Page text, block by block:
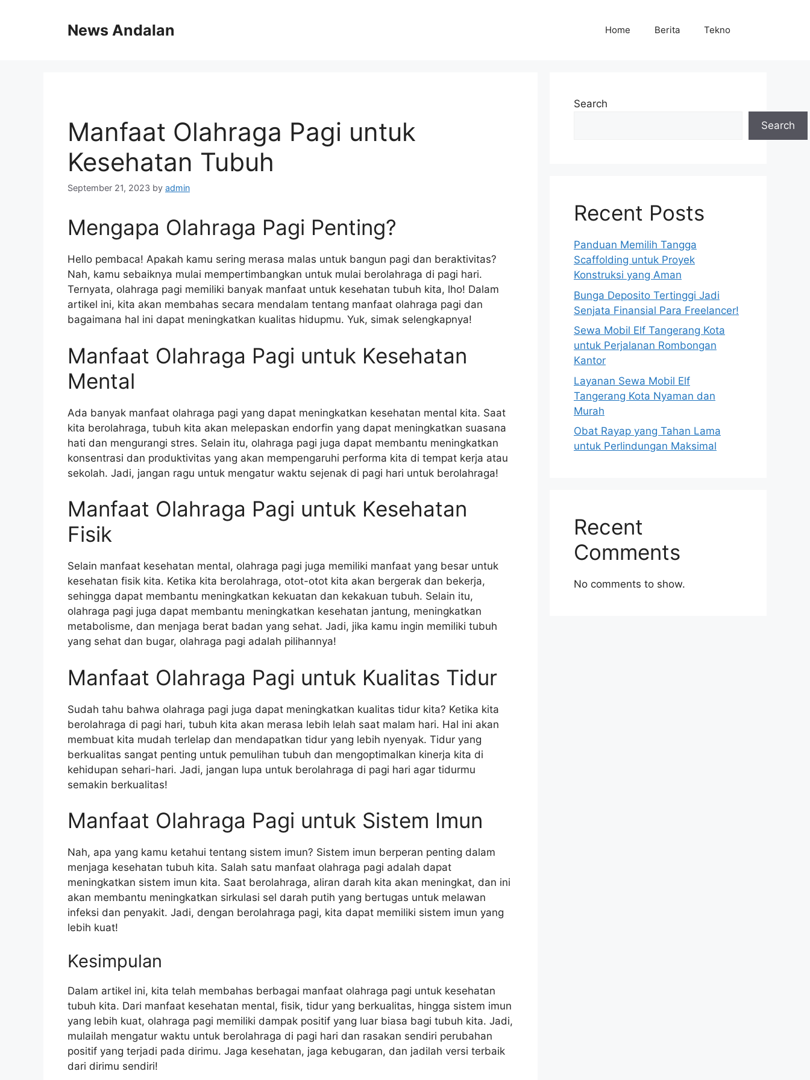
News Andalan Home Berita Tekno
Manfaat Olahraga Pagi untuk
Kesehatan Tubuh
September 21, 2023 by admin
Mengapa Olahraga Pagi Penting?
Hello pembaca! Apakah kamu sering merasa malas untuk bangun pagi dan beraktivitas?
Nah, kamu sebaiknya mulai mempertimbangkan untuk mulai berolahraga di pagi hari.
Ternyata, olahraga pagi memiliki banyak manfaat untuk kesehatan tubuh kita, lho! Dalam
artikel ini, kita akan membahas secara mendalam tentang manfaat olahraga pagi dan
bagaimana hal ini dapat meningkatkan kualitas hidupmu. Yuk, simak selengkapnya!
Manfaat Olahraga Pagi untuk Kesehatan
Mental
Ada banyak manfaat olahraga pagi yang dapat meningkatkan kesehatan mental kita. Saat
kita berolahraga, tubuh kita akan melepaskan endorfin yang dapat meningkatkan suasana
hati dan mengurangi stres. Selain itu, olahraga pagi juga dapat membantu meningkatkan
konsentrasi dan produktivitas yang akan mempengaruhi performa kita di tempat kerja atau
sekolah. Jadi, jangan ragu untuk mengatur waktu sejenak di pagi hari untuk berolahraga!
Manfaat Olahraga Pagi untuk Kesehatan
Fisik
Selain manfaat kesehatan mental, olahraga pagi juga memiliki manfaat yang besar untuk
kesehatan fisik kita. Ketika kita berolahraga, otot-otot kita akan bergerak dan bekerja,
sehingga dapat membantu meningkatkan kekuatan dan kekakuan tubuh. Selain itu,
olahraga pagi juga dapat membantu meningkatkan kesehatan jantung, meningkatkan
metabolisme, dan menjaga berat badan yang sehat. Jadi, jika kamu ingin memiliki tubuh
yang sehat dan bugar, olahraga pagi adalah pilihannya!
Manfaat Olahraga Pagi untuk Kualitas Tidur
Sudah tahu bahwa olahraga pagi juga dapat meningkatkan kualitas tidur kita? Ketika kita
berolahraga di pagi hari, tubuh kita akan merasa lebih lelah saat malam hari. Hal ini akan
membuat kita mudah terlelap dan mendapatkan tidur yang lebih nyenyak. Tidur yang
berkualitas sangat penting untuk pemulihan tubuh dan mengoptimalkan kinerja kita di
kehidupan sehari-hari. Jadi, jangan lupa untuk berolahraga di pagi hari agar tidurmu
semakin berkualitas!
Manfaat Olahraga Pagi untuk Sistem Imun
Nah, apa yang kamu ketahui tentang sistem imun? Sistem imun berperan penting dalam
menjaga kesehatan tubuh kita. Salah satu manfaat olahraga pagi adalah dapat
meningkatkan sistem imun kita. Saat berolahraga, aliran darah kita akan meningkat, dan ini
akan membantu meningkatkan sirkulasi sel darah putih yang bertugas untuk melawan
infeksi dan penyakit. Jadi, dengan berolahraga pagi, kita dapat memiliki sistem imun yang
lebih kuat!
Kesimpulan
Dalam artikel ini, kita telah membahas berbagai manfaat olahraga pagi untuk kesehatan
tubuh kita. Dari manfaat kesehatan mental, fisik, tidur yang berkualitas, hingga sistem imun
yang lebih kuat, olahraga pagi memiliki dampak positif yang luar biasa bagi tubuh kita. Jadi,
mulailah mengatur waktu untuk berolahraga di pagi hari dan rasakan sendiri perubahan
positif yang terjadi pada dirimu. Jaga kesehatan, jaga kebugaran, dan jadilah versi terbaik
dari dirimu sendiri!
Search
Search
Recent Posts
Panduan Memilih Tangga
Scaffolding untuk Proyek
Konstruksi yang Aman
Bunga Deposito Tertinggi Jadi
Senjata Finansial Para Freelancer!
Sewa Mobil Elf Tangerang Kota
untuk Perjalanan Rombongan
Kantor
Layanan Sewa Mobil Elf
Tangerang Kota Nyaman dan
Murah
Obat Rayap yang Tahan Lama
untuk Perlindungan Maksimal
Recent
Comments
No comments to show.